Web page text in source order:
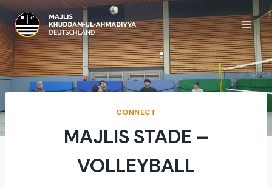
Zum
Inhalt
springen
CONNECT
MAJLIS STADE –
VOLLEYBALL